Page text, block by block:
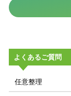
よくあるご質問
任意整理